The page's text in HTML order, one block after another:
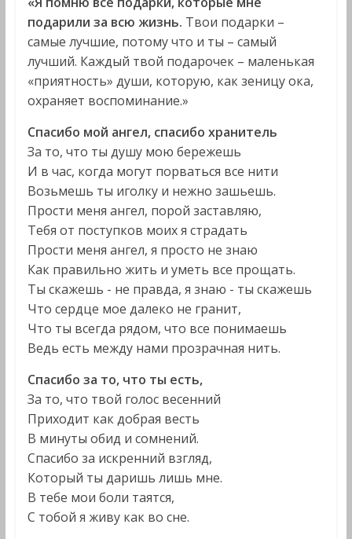
подарили за всю жизнь. Твои подарки –
самые лучшие, потому что и ты – самый
лучший. Каждый твой подарочек – маленькая
«приятность» души, которую, как зеницу ока,
охраняет воспоминание.»
Спасибо мой ангел, спасибо хранитель
За то, что ты душу мою бережешь
И в час, когда могут порваться все нити
Возьмешь ты иголку и нежно зашьешь.
Прости меня ангел, порой заставляю,
Тебя от поступков моих я страдать
Прости меня ангел, я просто не знаю
Как правильно жить и уметь все прощать.
Ты скажешь - не правда, я знаю - ты скажешь
Что сердце мое далеко не гранит,
Что ты всегда рядом, что все понимаешь
Ведь есть между нами прозрачная нить.
Спасибо за то, что ты есть,
За то, что твой голос весенний
Приходит как добрая весть
В минуты обид и сомнений.
Спасибо за искренний взгляд,
Который ты даришь лишь мне.
В тебе мои боли таятся,
С тобой я живу как во сне.